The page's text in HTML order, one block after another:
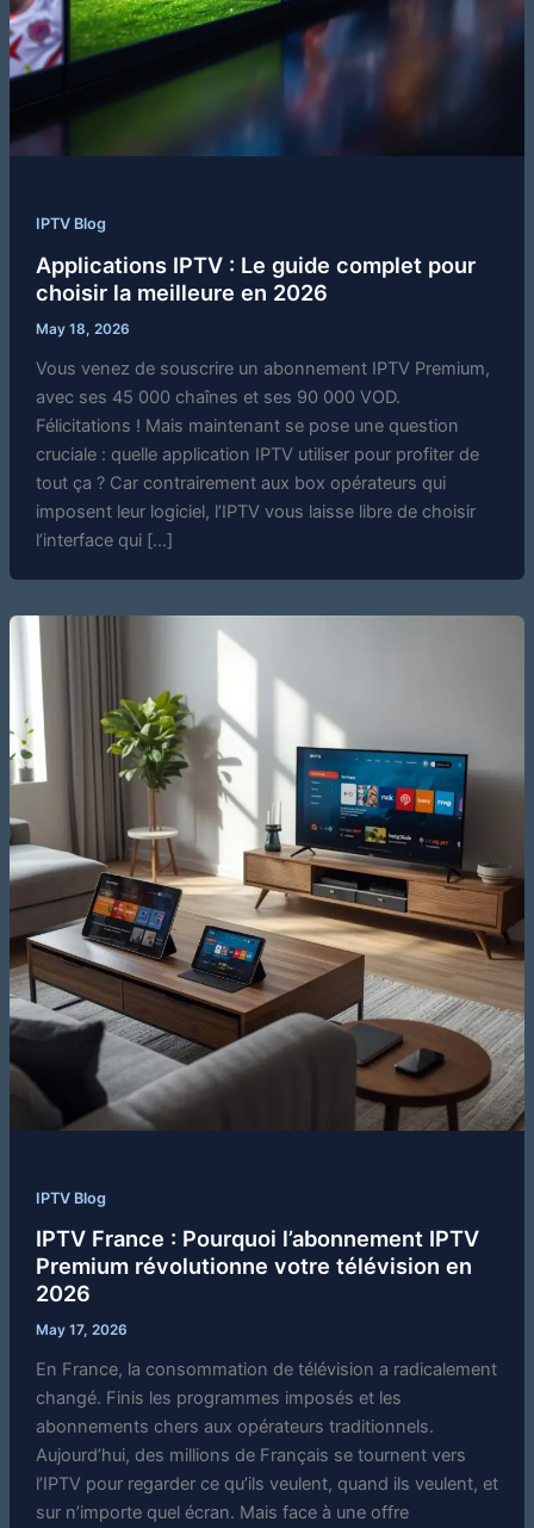
IPTV Blog
Applications IPTV : Le guide complet pour
choisir la meilleure en 2026
May 18, 2026
Vous venez de souscrire un abonnement IPTV Premium,
avec ses 45 000 chaînes et ses 90 000 VOD.
Félicitations ! Mais maintenant se pose une question
cruciale : quelle application IPTV utiliser pour profiter de
tout ça ? Car contrairement aux box opérateurs qui
imposent leur logiciel, l’IPTV vous laisse libre de choisir
l’interface qui […]
IPTV Blog
IPTV France : Pourquoi l’abonnement IPTV
Premium révolutionne votre télévision en
2026
May 17, 2026
En France, la consommation de télévision a radicalement
changé. Finis les programmes imposés et les
abonnements chers aux opérateurs traditionnels.
Aujourd’hui, des millions de Français se tournent vers
l’IPTV pour regarder ce qu’ils veulent, quand ils veulent, et
sur n’importe quel écran. Mais face à une offre